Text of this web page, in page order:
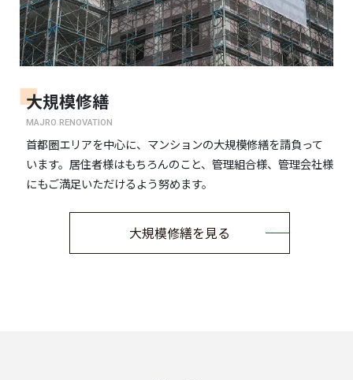
大規模修繕
MAJRO RENOVATION
首都圏エリアを中心に、マンションの大規模修繕を請負って
います。居住者様はもちろんのこと、管理組合様、管理会社様
にもご満足いただけるよう努めます。
大規模修繕を見る